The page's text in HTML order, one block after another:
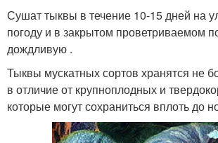
Сушат тыквы в течение 10-15 дней на
погоду и в закрытом проветриваемом
дождливую .
Тыквы мускатных сортов хранятся не
в отличие от крупноплодных и
которые могут сохраниться вплоть до